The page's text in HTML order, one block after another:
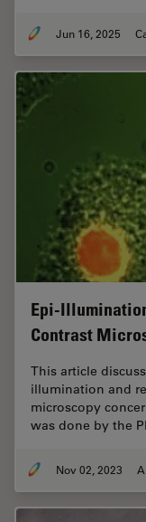
Jun 16, 2025
Epi-
Contrast
This article
illumination and
microscopy
was done by the
Nov 02, 2023